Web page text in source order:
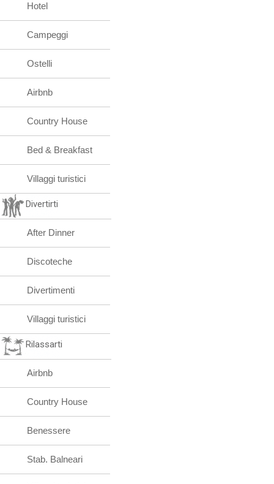
Hotel
Campeggi
Ostelli
Airbnb
Country House
Bed & Breakfast
Villaggi turistici
Divertirti
After Dinner
Discoteche
Divertimenti
Villaggi turistici
Rilassarti
Airbnb
Country House
Benessere
Stab. Balneari